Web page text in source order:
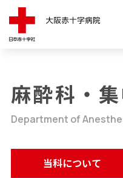
麻酔科・
Department of
当科について